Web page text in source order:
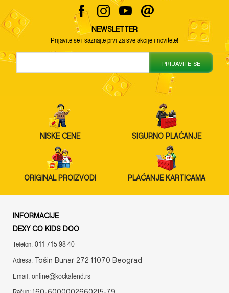
NEWSLETTER
Prijavite se i saznajte prvi za sve akcije i novitete!
PRIJAVITE SE
NISKE CENE SIGURNO PLAĆANJE
ORIGINAL PROIZVODI PLAĆANJE KARTICAMA
INFORMACIJE
DEXY CO KIDS DOO
Telefon: 011 715 98 40
Adresa: Tošin Bunar 272 11070 Beograd
Email: online@kockalend.rs
160-6000002660215-79